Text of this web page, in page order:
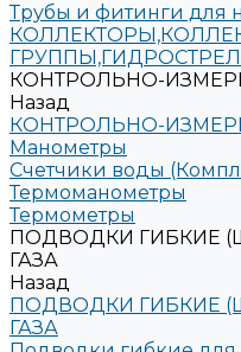
Трубы и фитинги для
КОНТРОЛЬНО-
Назад
КОНТРОЛЬНО-
Манометры
Счетчики воды
Термоманометры
Термометры
ПОДВОДКИ ГИБКИЕ
ГАЗА
Назад
ПОДВОДКИ ГИБКИЕ
ГАЗА